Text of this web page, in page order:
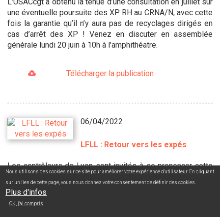
une éventuelle poursuite des XP RH au CRNA/N, avec cette
fois la garantie qu’il n’y aura pas de recyclages dirigés en
cas d’arrêt des XP ! Venez en discuter en assemblée
générale lundi 20 juin à 10h à l'amphithéatre.
Télécharger la publication
06/04/2022
LFLL : Retour vers les expés
Les contrôleurs de Lyon sont invités à se prononcer cette
semaine pour ou contre la bascule de notre tour de service
en mode expérimental (ie. dérogatoire à l’arrêté de 2002 sur
un certain nombre de points) dès le début du mois de mai.
Pour se faire un avis éclairé sur les enjeux, prenons le
Nous utilisons des cookies sur ce site pour améliorer votre expérience d'utilisateur. En cliquant
sur un lien de cette page, vous nous donnez votre consentement de définir des cookies.
Plus d'infos
OK, j'ai compris